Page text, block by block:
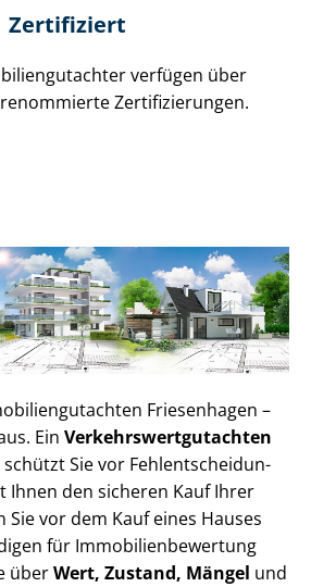
Zertifiziert
verfügen über
Zer­ti­fi­zie­run­gen.
Friesenhagen –
Ein Ver­kehrs­wert­gut­ach­ten
schützt Sie vor Fehl­ent­schei­dun­
Ihnen den sicheren Kauf Ihrer
Sie vor dem Kauf eines Hauses
für Im­mo­bi­li­en­be­wer­tung
überWert, Zustand, Mängel und